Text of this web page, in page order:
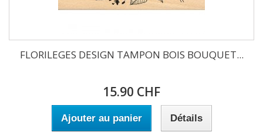
FLORILEGES DESIGN TAMPON BOIS BOUQUET...
15.90 CHF
Ajouter au panier Détails